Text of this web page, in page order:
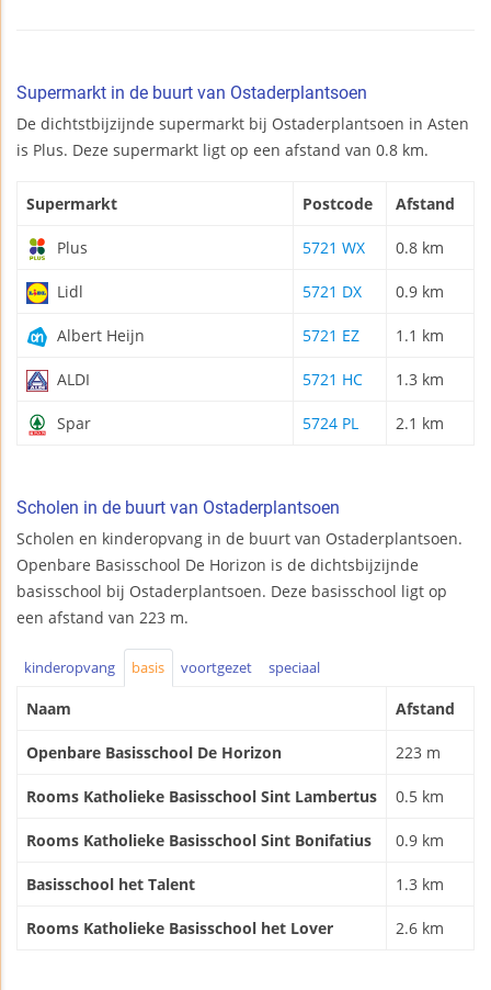
Supermarkt in de buurt van Ostaderplantsoen
De dichtstbijzijnde supermarkt bij Ostaderplantsoen in Asten
is Plus. Deze supermarkt ligt op een afstand van 0.8 km.
Supermarkt Postcode Afstand
Plus 5721 WX 0.8 km
Lidl 5721 DX 0.9 km
Albert Heijn 5721 EZ 1.1 km
ALDI 5721 HC 1.3 km
Spar 5724 PL 2.1 km
Scholen in de buurt van Ostaderplantsoen
Scholen en kinderopvang in de buurt van Ostaderplantsoen.
Openbare Basisschool De Horizon is de dichtsbijzijnde
basisschool bij Ostaderplantsoen. Deze basisschool ligt op
een afstand van 223 m.
kinderopvang basis voortgezet speciaal
Naam Afstand
Openbare Basisschool De Horizon 223 m
Rooms Katholieke Basisschool Sint Lambertus 0.5 km
Rooms Katholieke Basisschool Sint Bonifatius 0.9 km
Basisschool het Talent 1.3 km
Rooms Katholieke Basisschool het Lover 2.6 km